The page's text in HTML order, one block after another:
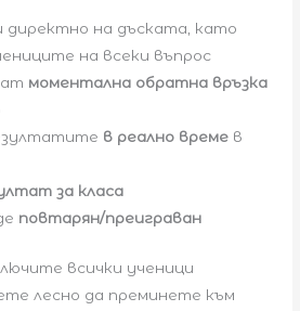
директно на дъската, като
на всеки въпрос
моментална обратна връзка
в реално време в
за класа
повтарян/преиграван
всички ученици
лесно да преминете към